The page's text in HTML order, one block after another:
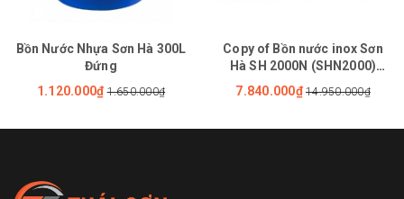
Bồn Nước Nhựa Sơn Hà 300L
Đứng
1.120.000₫ 1.650.000₫
Copy of Bồn nước inox Sơn
Hà SH 2000N (SHN2000)
F1380
7.840.000₫ 14.950.000₫